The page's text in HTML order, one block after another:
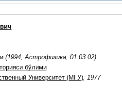
(1994, Астрофизика, 01.03.02)
бўлими
Университет (МГУ), 1977